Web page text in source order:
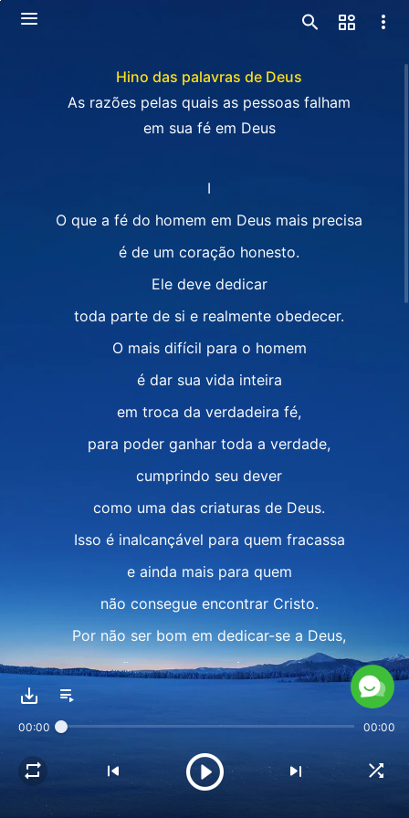
Hino das palavras de Deus
As razões pelas quais as pessoas falham
em sua fé em Deus
Ⅰ
O que a fé do homem em Deus mais precisa
é de um coração honesto.
Ele deve dedicar
toda parte de si e realmente obedecer.
O mais difícil para o homem
é dar sua vida inteira
em troca da verdadeira fé,
para poder ganhar toda a verdade,
cumprindo seu dever
como uma das criaturas de Deus.
Isso é inalcançável para quem fracassa
e ainda mais para quem
não consegue encontrar Cristo.
Por não ser bom em dedicar-se a Deus,
por não querer cumprir o seu dever,
por trilhar sua senda, mesmo vendo a verdade,
por sempre buscar ao seguir a senda
dos que fracassaram,
por desafiar o Céu, o homem sempre fracassa
00:00 00:00